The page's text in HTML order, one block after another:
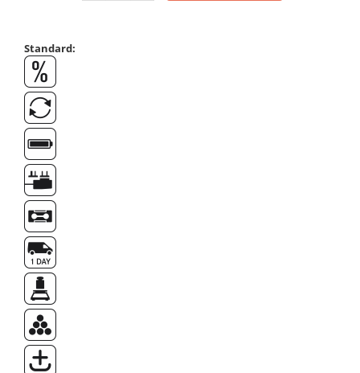
OIML E1
OIML E2
OIML F1
OIML F2
OIML M1
OIML M2
OIML M3
Greutati newtoniene
Bare suport
Bare suport (Newtoniene)
Instrumente de masurare
Celule de forta
Celule de sarcina
Celule masurare masa
Senzori de cuplu
Standard: